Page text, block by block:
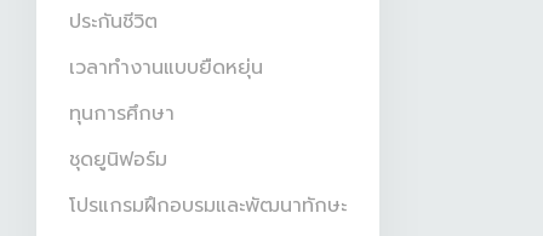
ประกันชีวิต
เวลาทำงานแบบยืดหยุ่น
ทุนการศึกษา
ชุดยูนิฟอร์ม
โปรแกรมฝึกอบรมและพัฒนาทักษะ